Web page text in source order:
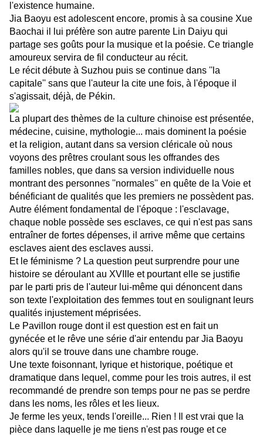
l'existence humaine.
Jia Baoyu est adolescent encore, promis à sa cousine Xue
Baochai il lui préfère son autre parente Lin Daiyu qui
partage ses goûts pour la musique et la poésie. Ce triangle
amoureux servira de fil conducteur au récit.
Le récit débute à Suzhou puis se continue dans ''la
capitale'' sans que l'auteur la cite une fois, à l'époque il
s'agissait, déjà, de Pékin.
La plupart des thèmes de la culture chinoise est présentée,
médecine, cuisine, mythologie... mais dominent la poésie
et la religion, autant dans sa version cléricale où nous
voyons des prêtres croulant sous les offrandes des
familles nobles, que dans sa version individuelle nous
montrant des personnes ''normales'' en quête de la Voie et
bénéficiant de qualités que les premiers ne possèdent pas.
Autre élément fondamental de l'époque : l'esclavage,
chaque noble possède ses esclaves, ce qui n'est pas sans
entraîner de fortes dépenses, il arrive même que certains
esclaves aient des esclaves aussi.
Et le féminisme ? La question peut surprendre pour une
histoire se déroulant au XVIIIe et pourtant elle se justifie
par le parti pris de l'auteur lui-même qui dénoncent dans
son texte l'exploitation des femmes tout en soulignant leurs
qualités injustement méprisées.
Le Pavillon rouge dont il est question est en fait un
gynécée et le rêve une série d'air entendu par Jia Baoyu
alors qu'il se trouve dans une chambre rouge.
Une texte foisonnant, lyrique et historique, poétique et
dramatique dans lequel, comme pour les trois autres, il est
recommandé de prendre son temps pour ne pas se perdre
dans les noms, les rôles et les lieux.
Je ferme les yeux, tends l'oreille... Rien ! Il est vrai que la
pièce dans laquelle je me tiens n'est pas rouge et ce